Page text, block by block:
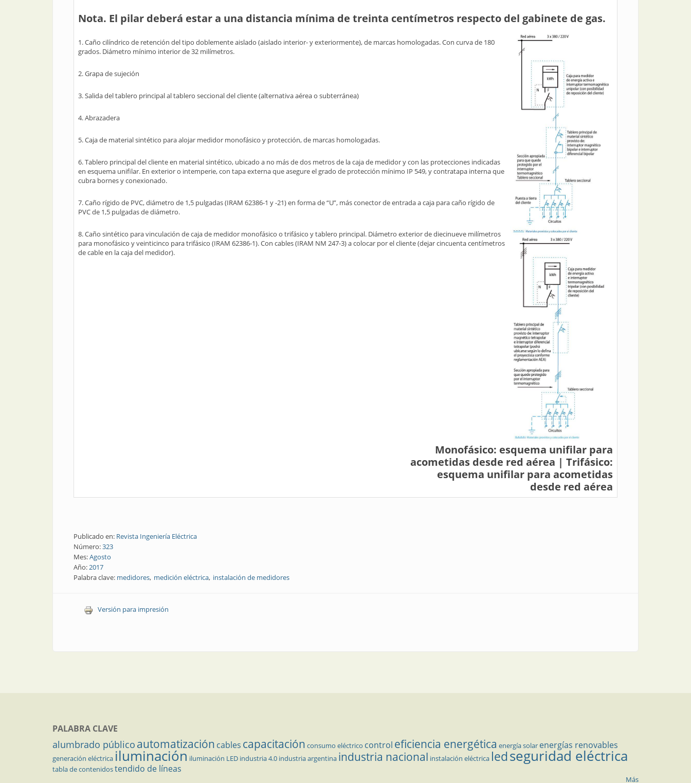
Nota. El pilar deberá estar a una distancia mínima de treinta centímetros respecto del gabinete de gas.
Monofásico: esquema unifilar para
acometidas desde red aérea | Trifásico:
esquema unifilar para acometidas
desde red aérea
1. Caño cilíndrico de retención del tipo doblemente aislado (aislado interior- y exteriormente), de marcas homologadas. Con curva de 180
grados. Diámetro mínimo interior de 32 milímetros.
2. Grapa de sujeción
3. Salida del tablero principal al tablero seccional del cliente (alternativa aérea o subterránea)
4. Abrazadera
5. Caja de material sintético para alojar medidor monofásico y protección, de marcas homologadas.
6. Tablero principal del cliente en material sintético, ubicado a no más de dos metros de la caja de medidor y con las protecciones indicadas
en esquema unifilar. En exterior o intemperie, con tapa externa que asegure el grado de protección mínimo IP 549, y contratapa interna que
cubra bornes y conexionado.
7. Caño rígido de PVC, diámetro de 1,5 pulgadas (IRAM 62386-1 y -21) en forma de “U”, más conector de entrada a caja para caño rígido de
PVC de 1,5 pulgadas de diámetro.
8. Caño sintético para vinculación de caja de medidor monofásico o trifásico y tablero principal. Diámetro exterior de diecinueve milímetros
para monofásico y veinticinco para trifásico (IRAM 62386-1). Con cables (IRAM NM 247-3) a colocar por el cliente (dejar cincuenta centímetros
de cable en la caja del medidor).
Publicado en: Revista Ingeniería Eléctrica
Número:323
Mes:Agosto
Año:2017
Palabra clave: medidores medición eléctrica instalación de medidores
Versión para impresión
PALABRA CLAVE
alumbrado público automatización cables capacitación consumo eléctrico control eficiencia energética energía solar energías renovables
generación eléctrica iluminación iluminación LED industria 4.0 industria argentina industria nacional instalación eléctrica ledseguridad eléctrica
tabla de contenidostendido de líneas
Más